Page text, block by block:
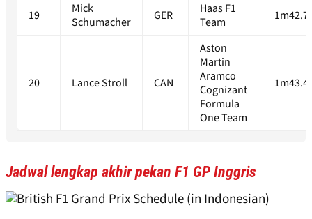
19
Mick
Schumacher
GER
Haas F1
Team
20 Lance Stroll CAN
Aston
Martin
Aramco
Cognizant
Formula
One Team
Jadwal lengkap akhir pekan F1 GP Inggris